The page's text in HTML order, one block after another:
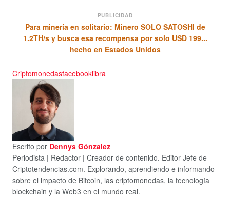
PUBLICIDAD
Para minería en solitario: Minero SOLO SATOSHI de
1.2TH/s y busca esa recompensa por solo USD 199...
hecho en Estados Unidos
Criptomonedasfacebooklibra
Escrito por Dennys Gónzalez
Periodista | Redactor | Creador de contenido. Editor Jefe de
Criptotendencias.com. Explorando, aprendiendo e informando
sobre el impacto de Bitcoin, las criptomonedas, la tecnología
blockchain y la Web3 en el mundo real.